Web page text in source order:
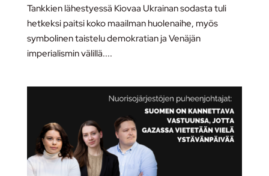
Tankkien lähestyessä Kiovaa Ukrainan sodasta tuli
hetkeksi paitsi koko maailman huolenaihe, myös
symbolinen taistelu demokratian ja Venäjän
imperialismin välillä....